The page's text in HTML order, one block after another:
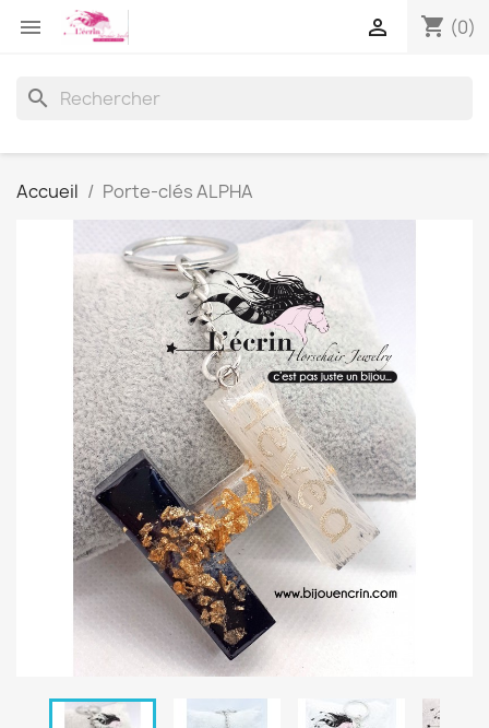
 shopping_cart (0)

search
Accueil Porte-clés ALPHA